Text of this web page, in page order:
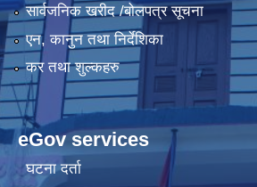
सार्वजनिक खरीद /बोलपत्र सूचना
एन, कानुन तथा निर्देशिका
कर तथा शुल्कहरु
eGov services
घटना दर्ता